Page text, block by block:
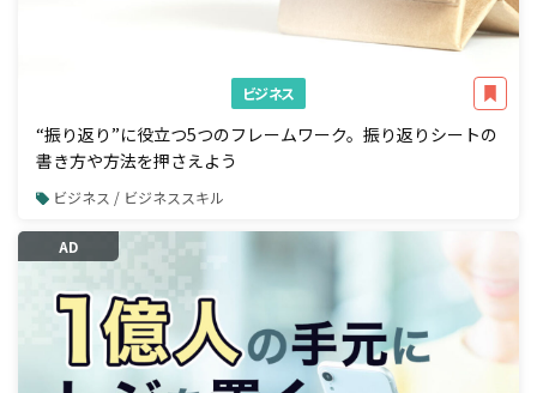
ビジネス
“振り返り”に役立つ5つのフレームワーク。振り返りシートの
書き方や方法を押さえよう
ビジネス / ビジネススキル
AD